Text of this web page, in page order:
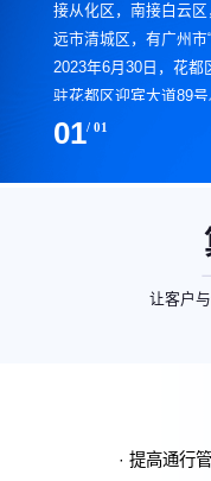
接从化区，南接白云
远市清城区，有广州市
2023年6月30日，花
驻花都区迎宾大道89
172.87万人，户籍人口
01/ 01
让客户
· 提高通行